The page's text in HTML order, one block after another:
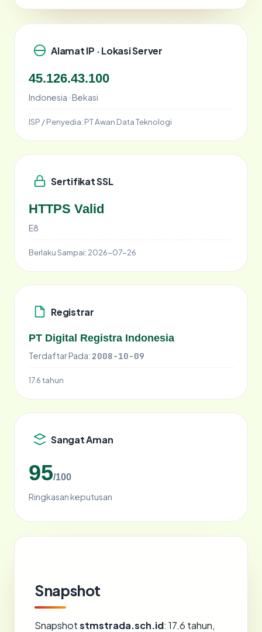
Alamat IP · Lokasi Server
45.126.43.100
Indonesia · Bekasi
ISP / Penyedia: PT Awan Data Teknologi
Sertifikat SSL
HTTPS Valid
E8
Berlaku Sampai: 2026-07-26
Registrar
PT Digital Registra Indonesia
Terdaftar Pada: 2008-10-09
17.6 tahun
Sangat Aman
95/100
Ringkasan keputusan
Snapshot
Snapshotstmstrada.sch.id: 17.6 tahun,